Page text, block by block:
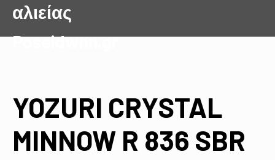
αλιείας
Poseidwnn.gr
YOZURI CRYSTAL
MINNOW R 836 SBR